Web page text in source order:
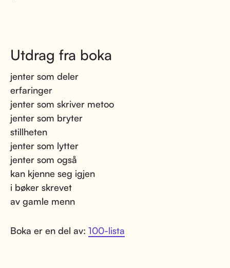
Utdrag fra boka
jenter som deler
erfaringer
jenter som skriver metoo
jenter som bryter
stillheten
jenter som lytter
jenter som også
kan kjenne seg igjen
i bøker skrevet
av gamle menn
Boka er en del av: 100-lista